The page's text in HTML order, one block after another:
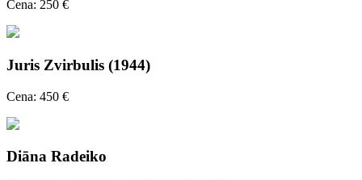
Cena: 250 €
Juris Zvirbulis (1944)
Cena: 450 €
Diāna Radeiko